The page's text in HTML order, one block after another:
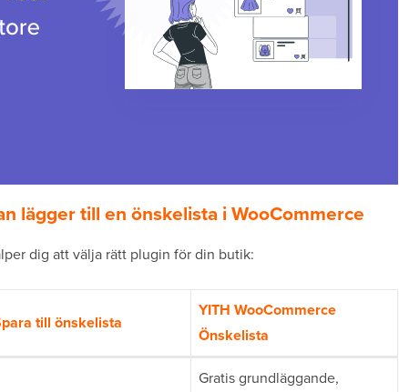
lägger till en önskelista i WooCommerce
dig att välja rätt plugin för din butik:
till önskelista
YITH WooCommerce
Önskelista
Gratis grundläggande,